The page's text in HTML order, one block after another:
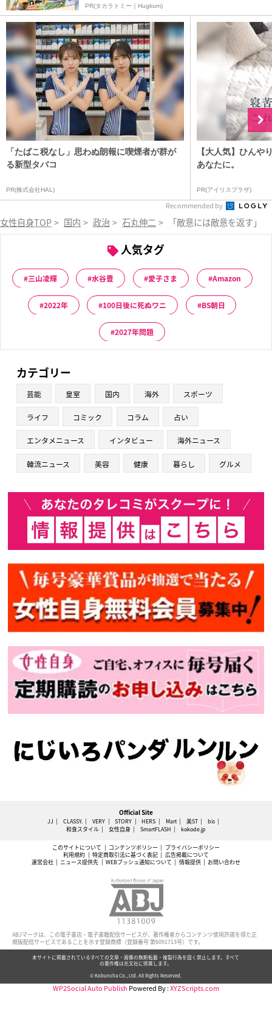
PR(タカラトミー｜Hugkum)
「たばこ税なし」思わぬ朗報に喫煙者が群が
る新型タバコ
PR(株式会社HAL)
【大人気】ひんや
あなたに。
PR(アイリスプラザ)
Recommended by
女性自身TOP > 国内 > 政治 > 石丸伸二 > 「敵意には敵意を返す」
人気タグ
三山凌輝 水谷豊 愛子さま Amazon
2022年 100日後に死ぬワニ BS朝日
2027年問題
カテゴリー
芸能 皇室 国内 海外 スポーツ
ライフ コミック コラム 占い
エンタメニュース インタビュー 海外ニュース
韓流ニュース 美容 健康 暮らし グルメ
Official Site
JJ CLASSY. VERY STORY HERS Mart 美ST
bis
和食スタイル
女性自身 SmartFLASH kokode.jp
このサイトについて コンテンツポリシー
プライバシーポリシー
利用規約
特定商取引法に基づく表記
広告掲載について
運営会社
ニュース提供先 WEBプッシュ通知について 情報提供 お問い合わせ
ABJマークは、この電子書店・電子書籍配信サービスが、著作権者からコンテンツ使用許諾を得た正
規版配信サービスであることを示す登録商標（登録番号 第6091713号）です。
本サイトに掲載されているすべての文章・画像の無断転載・複製行為を固く禁止します。すべて
の著作権は光文社に帰属します。
© Kobunsha Co., Ltd. All Rights Reserved.
WP2Social Auto Publish Powered By :XYZScripts.com